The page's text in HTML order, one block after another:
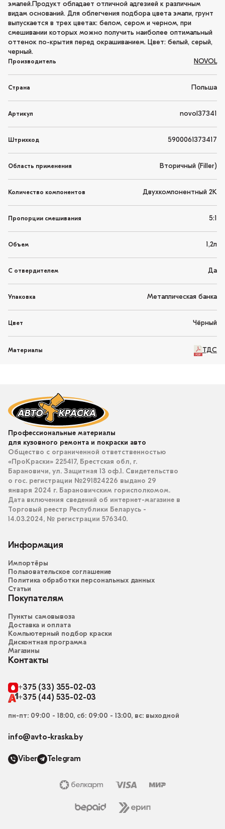
эмалей.Продукт обладает отличной адгезией к различным
видам оснований. Для облегчения подбора цвета эмали, грунт
выпускается в трех цветах: белом, сером и черном, при
смешивании которых можно получить наиболее оптимальный
оттенок по-крытия перед окрашиванием. Цвет: белый, серый,
черный.
Производитель NOVOL
Страна Польша
Артикул novol37341
Штрихкод 5900061373417
Область применения Вторичный (Filler)
Количество компонентов Двухкомпонентный 2K
Пропорции смешивания 5:1
Объем 1,2л
С отвердителем Да
Упаковка Металлическая банка
Цвет Чёрный
Материалы ТДС
Профессиональные материалы
для кузовного ремонта и покраски авто
Общество с ограниченной ответственностью
«ПроКраски» 225417, Брестская обл, г.
Барановичи, ул. Защитная 13 оф.1. Свидетельство
о гос. регистрации №291824226 выдано 29
января 2024 г. Барановичским горисполкомом.
Дата включения сведений об интернет-магазине в
Торговый реестр Республики Беларусь -
14.03.2024, № регистрации 576340.
Информация
Импортёры
Пользовательское соглашение
Политика обработки персональных данных
Статьи
Покупателям
Пункты самовывоза
Доставка и оплата
Компьютерный подбор краски
Дисконтная программа
Магазины
Контакты
+375 (33) 355-02-03
+375 (44) 535-02-03
пн-пт: 09:00 - 18:00, сб: 09:00 - 13:00, вс: выходной
info@avto-kraska.by
Viber Telegram